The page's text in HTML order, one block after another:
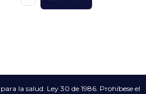
la salud. Ley 30 de 1986. Prohíbese el